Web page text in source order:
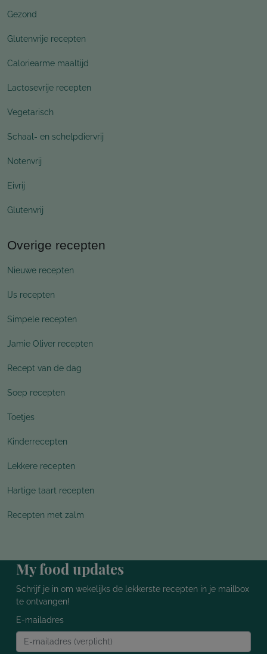
Gezond
Glutenvrije recepten
Caloriearme maaltijd
Lactosevrije recepten
Vegetarisch
Schaal- en schelpdiervrij
Notenvrij
Eivrij
Glutenvrij
Overige recepten
Nieuwe recepten
IJs recepten
Simpele recepten
Jamie Oliver recepten
Recept van de dag
Soep recepten
Toetjes
Kinderrecepten
Lekkere recepten
Hartige taart recepten
Recepten met zalm
My food updates
Schrijf je in om wekelijks de lekkerste recepten in je mailbox
te ontvangen!
E-mailadres